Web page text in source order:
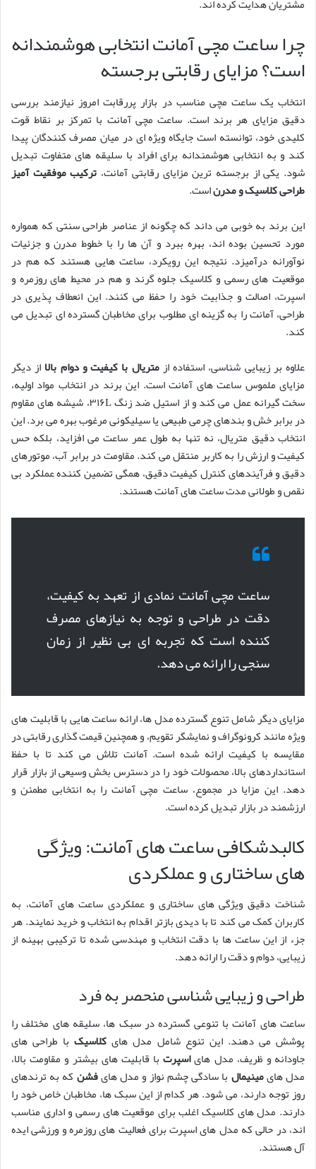
مشتریان هدایت کرده اند.
چرا ساعت مچی آمانت انتخابی هوشمندانه
است؟ مزایای رقابتی برجسته
انتخاب یک ساعت مچی مناسب در بازار پررقابت امروز نیازمند بررسی
دقیق مزایای هر برند است. ساعت مچی آمانت با تمرکز بر نقاط قوت
کلیدی خود، توانسته است جایگاه ویژه ای در میان مصرف کنندگان پیدا
کند و به انتخابی هوشمندانه برای افراد با سلیقه های متفاوت تبدیل
شود. یکی از برجسته ترین مزایای رقابتی آمانت، ترکیب موفقیت آمیز
طراحی کلاسیک و مدرناست.
این برند به خوبی می داند که چگونه از عناصر طراحی سنتی که همواره
مورد تحسین بوده اند، بهره ببرد و آن ها را با خطوط مدرن و جزئیات
نوآورانه درآمیزد. نتیجه این رویکرد، ساعت هایی هستند که هم در
موقعیت های رسمی و کلاسیک جلوه گرند و هم در محیط های روزمره و
اسپرت، اصالت و جذابیت خود را حفظ می کنند. این انعطاف پذیری در
طراحی، آمانت را به گزینه ای مطلوب برای مخاطبان گسترده ای تبدیل می
کند.
علاوه بر زیبایی شناسی، استفاده ازمتریال با کیفیت و دوام بالا از دیگر
مزایای ملموس ساعت های آمانت است. این برند در انتخاب مواد اولیه،
سخت گیرانه عمل می کند و از استیل ضد زنگ ۳۱۶L، شیشه های مقاوم
در برابر خش و بندهای چرمی طبیعی یا سیلیکونی مرغوب بهره می برد. این
انتخاب دقیق متریال، نه تنها به طول عمر ساعت می افزاید، بلکه حس
کیفیت و ارزش را به کاربر منتقل می کند. مقاومت در برابر آب، موتورهای
دقیق و فرآیندهای کنترل کیفیت دقیق، همگی تضمین کننده عملکرد بی
نقص و طولانی مدت ساعت های آمانت هستند.
ساعت مچی آمانت نمادی از تعهد به کیفیت،
دقت در طراحی و توجه به نیازهای مصرف
کننده است که تجربه ای بی نظیر از زمان
سنجی را ارائه می دهد.
مزایای دیگر شامل تنوع گسترده مدل ها، ارائه ساعت هایی با قابلیت های
ویژه مانند کرونوگراف و نمایشگر تقویم، و همچنین قیمت گذاری رقابتی در
مقایسه با کیفیت ارائه شده است. آمانت تلاش می کند تا با حفظ
استانداردهای بالا، محصولات خود را در دسترس بخش وسیعی از بازار قرار
دهد. این مزایا در مجموع، ساعت مچی آمانت را به انتخابی مطمئن و
ارزشمند در بازار تبدیل کرده است.
کالبدشکافی ساعت های آمانت: ویژگی
های ساختاری و عملکردی
شناخت دقیق ویژگی های ساختاری و عملکردی ساعت های آمانت، به
کاربران کمک می کند تا با دیدی بازتر اقدام به انتخاب و خرید نمایند. هر
جزء از این ساعت ها با دقت انتخاب و مهندسی شده تا ترکیبی بهینه از
زیبایی، دوام و دقت را ارائه دهد.
طراحی و زیبایی شناسی منحصر به فرد
ساعت های آمانت با تنوعی گسترده در سبک ها، سلیقه های مختلف را
پوشش می دهند. این تنوع شامل مدل های کلاسیکبا طراحی های
جاودانه و ظریف، مدل هایاسپرتبا قابلیت های بیشتر و مقاومت بالا،
مدل هایمینیمال با سادگی چشم نواز و مدل هایفشن که به ترندهای
روز توجه دارند، می شود. هر کدام از این سبک ها، مخاطبان خاص خود را
دارند. مدل های کلاسیک اغلب برای موقعیت های رسمی و اداری مناسب
اند، در حالی که مدل های اسپرت برای فعالیت های روزمره و ورزشی ایده
آل هستند.